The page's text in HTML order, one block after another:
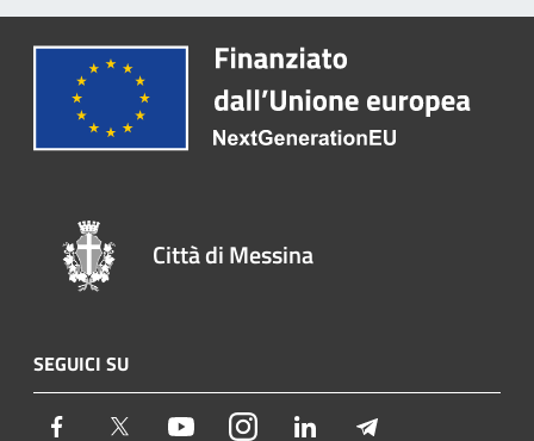
Città di Messina
SEGUICI SU
Facebook Twitter YoutubeInstagram LinkedIn